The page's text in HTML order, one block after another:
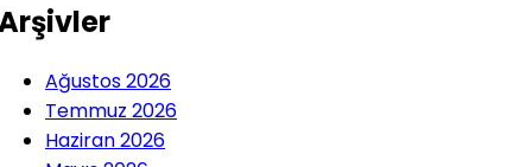
Ağustos 2026
Temmuz 2026
Haziran 2026